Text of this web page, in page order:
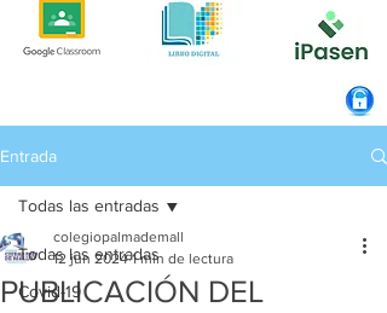
Entrada
Todas las entradas
Covid-19
Todas las entradas
PUBLICACIÓN DEL
colegiopalmademall
12 jun 2024 1 min de lectura